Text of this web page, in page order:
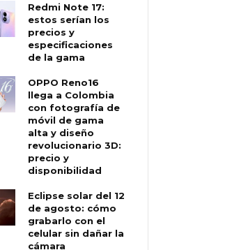
Redmi Note 17:
estos serían los
precios y
especificaciones
de la gama
OPPO Reno16
llega a Colombia
con fotografía de
móvil de gama
alta y diseño
revolucionario 3D:
precio y
disponibilidad
Eclipse solar del 12
de agosto: cómo
grabarlo con el
celular sin dañar la
cámara